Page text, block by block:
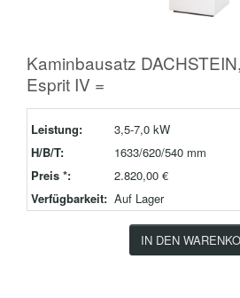
Kaminbausatz
Esprit IV =
Leistung:
3,5-7,0 kW
H/B/T:
1633/620/540 mm
Preis *:
2.820,00 €
Verfügbarkeit: Auf Lager
IN DEN